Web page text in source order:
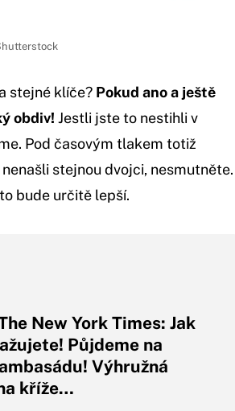
stejné klíče? Pokud ano a ještě
obdiv! Jestli jste to nestihli v
Pod časovým tlakem totiž
stejnou dvojci, nesmutněte.
bude určitě lepší.
New York Times: Jak
Půjdeme na
Výhružná
kříže…